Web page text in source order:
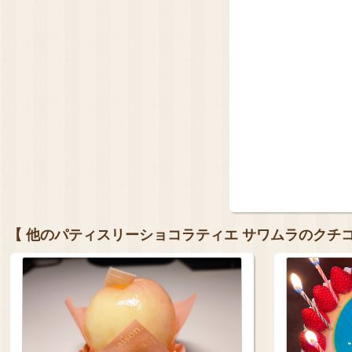
【 他のパティスリーショコラティエ サワムラのクチ